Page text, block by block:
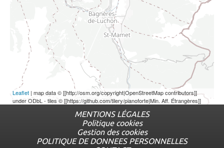
Leaflet | map data © [[http://osm.org/copyright|OpenStreetMap contributors]]
under ODbL - tiles © [[https://github.com/tilery/pianoforte|Min. Aff. Étrangères]]
complémentaire
MENTIONS LÉGALES
Politique cookies
Gestion des cookies
POLITIQUE DE DONNEES PERSONNELLES